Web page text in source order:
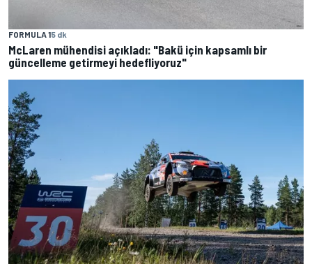
FORMULA 15 dk
McLaren mühendisi açıkladı: "Bakü için kapsamlı bir
güncelleme getirmeyi hedefliyoruz"